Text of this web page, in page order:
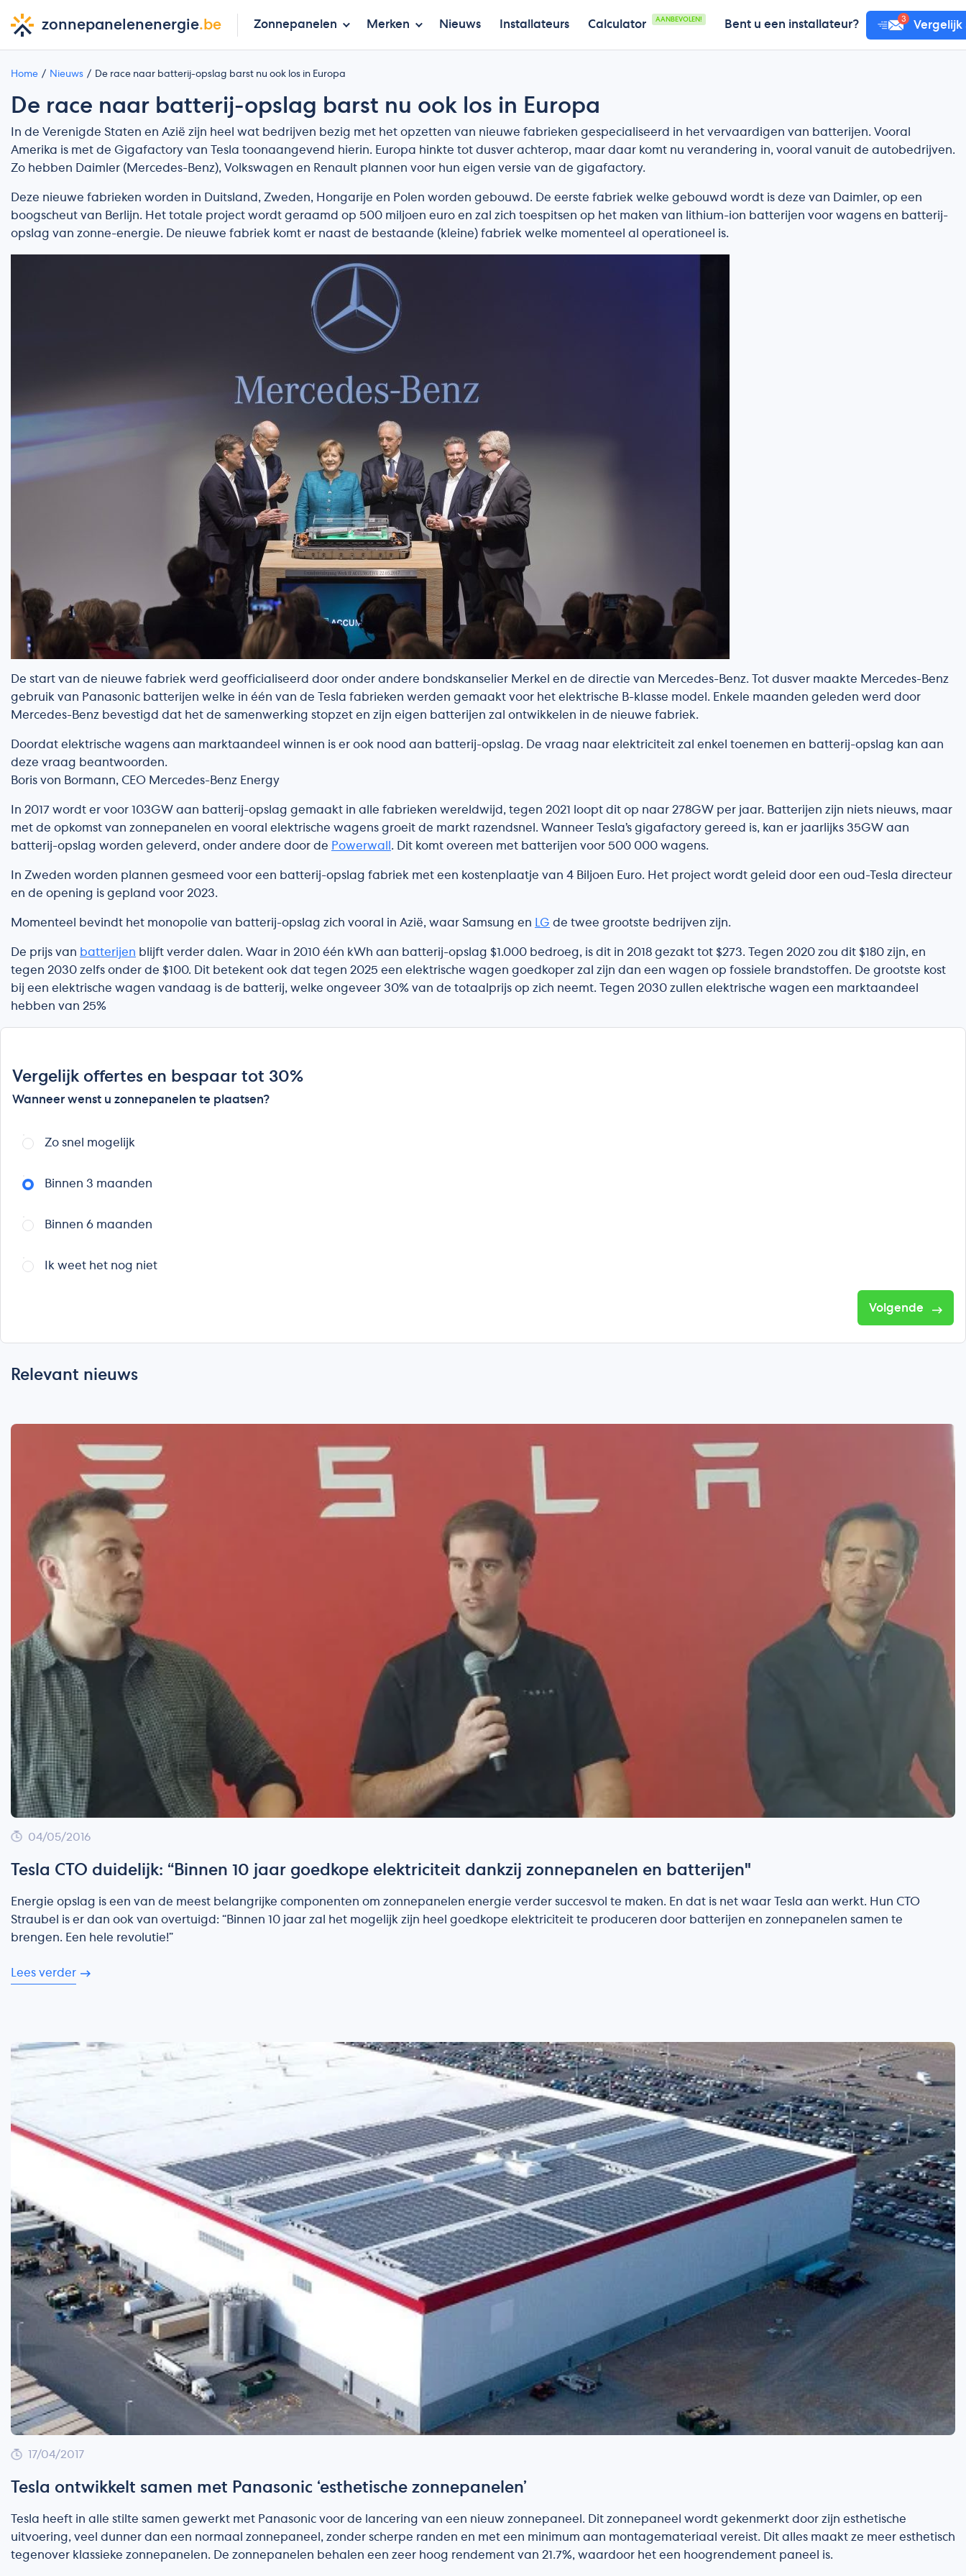
zonnepanelenenergie.be Zonnepanelen Merken Nieuws Installateurs Calculator AANBEVOLEN! Bent u een installateur? Vergelijk
Home Nieuws De race naar batterij-opslag barst nu ook los in Europa
De race naar batterij-opslag barst nu ook los in Europa
In de Verenigde Staten en Azië zijn heel wat bedrijven bezig met het opzetten van nieuwe fabrieken gespecialiseerd in het vervaardigen van batterijen. Vooral
Amerika is met de Gigafactory van Tesla toonaangevend hierin. Europa hinkte tot dusver achterop, maar daar komt nu verandering in, vooral vanuit de autobedrijven.
Zo hebben Daimler (Mercedes-Benz), Volkswagen en Renault plannen voor hun eigen versie van de gigafactory.
Deze nieuwe fabrieken worden in Duitsland, Zweden, Hongarije en Polen worden gebouwd. De eerste fabriek welke gebouwd wordt is deze van Daimler, op een
boogscheut van Berlijn. Het totale project wordt geraamd op 500 miljoen euro en zal zich toespitsen op het maken van lithium-ion batterijen voor wagens en batterij-
opslag van zonne-energie. De nieuwe fabriek komt er naast de bestaande (kleine) fabriek welke momenteel al operationeel is.
De start van de nieuwe fabriek werd geofficialiseerd door onder andere bondskanselier Merkel en de directie van Mercedes-Benz. Tot dusver maakte Mercedes-Benz
gebruik van Panasonic batterijen welke in één van de Tesla fabrieken werden gemaakt voor het elektrische B-klasse model. Enkele maanden geleden werd door
Mercedes-Benz bevestigd dat het de samenwerking stopzet en zijn eigen batterijen zal ontwikkelen in de nieuwe fabriek.
Doordat elektrische wagens aan marktaandeel winnen is er ook nood aan batterij-opslag. De vraag naar elektriciteit zal enkel toenemen en batterij-opslag kan aan
deze vraag beantwoorden.
Boris von Bormann, CEO Mercedes-Benz Energy
In 2017 wordt er voor 103GW aan batterij-opslag gemaakt in alle fabrieken wereldwijd, tegen 2021 loopt dit op naar 278GW per jaar. Batterijen zijn niets nieuws, maar
met de opkomst van zonnepanelen en vooral elektrische wagens groeit de markt razendsnel. Wanneer Tesla’s gigafactory gereed is, kan er jaarlijks 35GW aan
batterij-opslag worden geleverd, onder andere door de Powerwall . Dit komt overeen met batterijen voor 500 000 wagens.
In Zweden worden plannen gesmeed voor een batterij-opslag fabriek met een kostenplaatje van 4 Biljoen Euro. Het project wordt geleid door een oud-Tesla directeur
en de opening is gepland voor 2023.
Momenteel bevindt het monopolie van batterij-opslag zich vooral in Azië, waar Samsung en LG de twee grootste bedrijven zijn.
De prijs van batterijen blijft verder dalen. Waar in 2010 één kWh aan batterij-opslag $1.000 bedroeg, is dit in 2018 gezakt tot $273. Tegen 2020 zou dit $180 zijn, en
tegen 2030 zelfs onder de $100. Dit betekent ook dat tegen 2025 een elektrische wagen goedkoper zal zijn dan een wagen op fossiele brandstoffen. De grootste kost
bij een elektrische wagen vandaag is de batterij, welke ongeveer 30% van de totaalprijs op zich neemt. Tegen 2030 zullen elektrische wagen een marktaandeel
hebben van 25%
Vergelijk offertes en bespaar tot 30%
Wanneer wenst u zonnepanelen te plaatsen?
Zo snel mogelijk
Binnen 3 maanden
Binnen 6 maanden
Ik weet het nog niet
Volgende
Relevant nieuws
04/05/2016
Tesla CTO duidelijk: “Binnen 10 jaar goedkope elektriciteit dankzij zonnepanelen en batterijen"
Energie opslag is een van de meest belangrijke componenten om zonnepanelen energie verder succesvol te maken. En dat is net waar Tesla aan werkt. Hun CTO
Straubel is er dan ook van overtuigd: “Binnen 10 jaar zal het mogelijk zijn heel goedkope elektriciteit te produceren door batterijen en zonnepanelen samen te
brengen. Een hele revolutie!”
Lees verder
17/04/2017
Tesla ontwikkelt samen met Panasonic ‘esthetische zonnepanelen’
Tesla heeft in alle stilte samen gewerkt met Panasonic voor de lancering van een nieuw zonnepaneel. Dit zonnepaneel wordt gekenmerkt door zijn esthetische
uitvoering, veel dunner dan een normaal zonnepaneel, zonder scherpe randen en met een minimum aan montagemateriaal vereist. Dit alles maakt ze meer esthetisch
tegenover klassieke zonnepanelen. De zonnepanelen behalen een zeer hoog rendement van 21.7%, waardoor het een hoogrendement paneel is.